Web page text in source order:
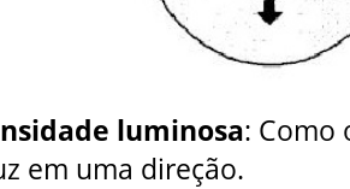
luminosa: Como
em uma direção.